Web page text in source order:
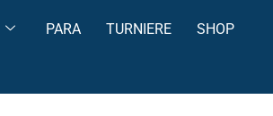
PARA TURNIERE
SHOP